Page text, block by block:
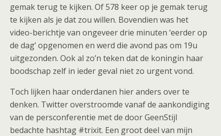
gemak terug te kijken. Of 578 keer op je gemak terug
te kijken als je dat zou willen. Bovendien was het
video-berichtje van ongeveer drie minuten ‘eerder op
de dag’ opgenomen en werd die avond pas om 19u
uitgezonden. Ook al zo’n teken dat de koningin haar
boodschap zelf in ieder geval niet zo urgent vond.
Toch lijken haar onderdanen hier anders over te
denken. Twitter overstroomde vanaf de aankondiging
van de persconferentie met de door GeenStijl
bedachte hashtag #trixit. Een groot deel van mijn